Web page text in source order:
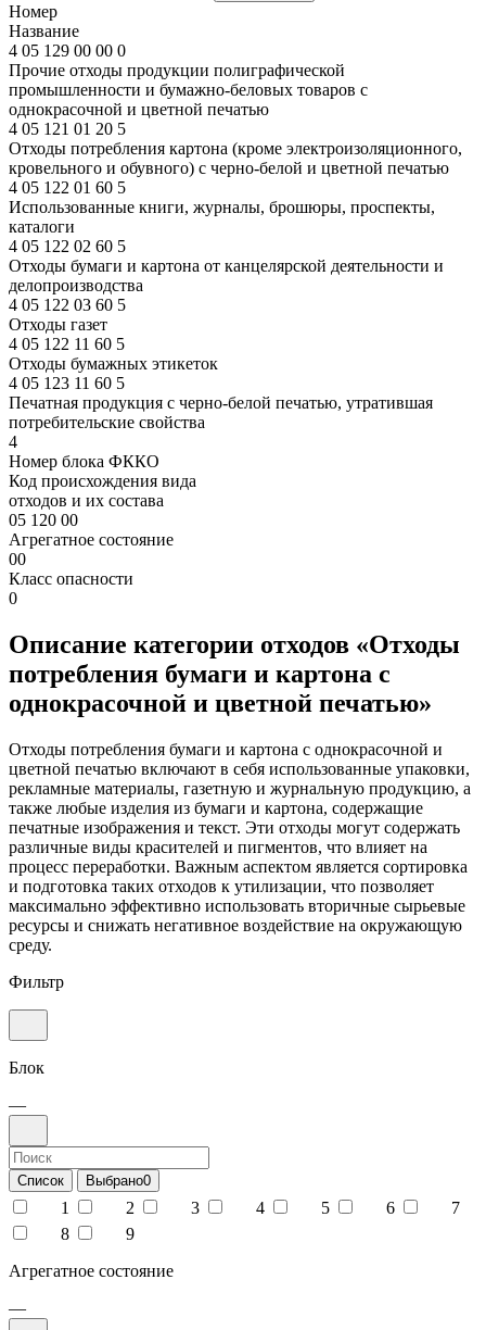
Номер
Название
4 05 129 00 00 0
Прочие отходы продукции полиграфической
промышленности и бумажно-беловых товаров с
однокрасочной и цветной печатью
4 05 121 01 20 5
Отходы потребления картона (кроме электроизоляционного,
кровельного и обувного) с черно-белой и цветной печатью
4 05 122 01 60 5
Использованные книги, журналы, брошюры, проспекты,
каталоги
4 05 122 02 60 5
Отходы бумаги и картона от канцелярской деятельности и
делопроизводства
4 05 122 03 60 5
Отходы газет
4 05 122 11 60 5
Отходы бумажных этикеток
4 05 123 11 60 5
Печатная продукция с черно-белой печатью, утратившая
потребительские свойства
4
Номер блока ФККО
Код происхождения вида
отходов и их состава
05 120 00
Агрегатное состояние
00
Класс опасности
0
Описание категории отходов «Отходы
потребления бумаги и картона с
однокрасочной и цветной печатью»
Отходы потребления бумаги и картона с однокрасочной и
цветной печатью включают в себя использованные упаковки,
рекламные материалы, газетную и журнальную продукцию, а
также любые изделия из бумаги и картона, содержащие
печатные изображения и текст. Эти отходы могут содержать
различные виды красителей и пигментов, что влияет на
процесс переработки. Важным аспектом является сортировка
и подготовка таких отходов к утилизации, что позволяет
максимально эффективно использовать вторичные сырьевые
ресурсы и снижать негативное воздействие на окружающую
среду.
Фильтр
Блок
—
Список Выбрано0
1 2 3 4 5 6
7
8
9
Агрегатное состояние
—